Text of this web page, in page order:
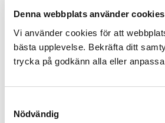
Denna webbplats använder cookies
Vi använder cookies för att
bästa upplevelse. Bekräfta ditt
trycka på godkänn alla eller
Nödvändig
Mudd matchande
Finns i lager